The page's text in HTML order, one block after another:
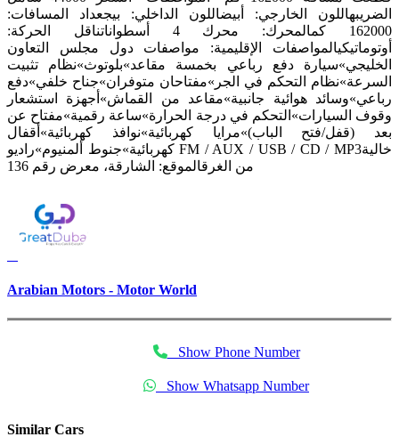
الضريبهاللون الخارجي: أبيضاللون الداخلي: بيجعداد المسافات:
162000 كمالمحرك: محرك 4 أسطواناتناقل الحركة:
أوتوماتيكيالمواصفات الإقليمية: مواصفات دول مجلس التعاون
الخليجي»سيارة دفع رباعي بخمسة مقاعد»بلوتوث»نظام تثبيت
السرعة»نظام التحكم في الجر»مفتاحان متوفران»جناح خلفي»دفع
رباعي»وسائد هوائية جانبية»مقاعد من القماش»أجهزة استشعار
وقوف السيارات»التحكم في درجة الحرارة»ساعة رقمية»مفتاح عن
بعد (قفل/فتح الباب)»مرايا كهربائية»نوافذ كهربائية»أقفال
كهربائية»جنوط ألمنيوم»راديو FM / AUX / USB / CD / MP3خالية
من الغرقالموقع: الشارقة، معرض رقم 136
Arabian Motors - Motor World
Show Phone Number
Show Whatsapp Number
Similar Cars